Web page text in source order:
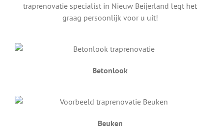
traprenovatie specialist in Nieuw Beijerland legt het
graag persoonlijk voor u uit!
Betonlook
Beuken